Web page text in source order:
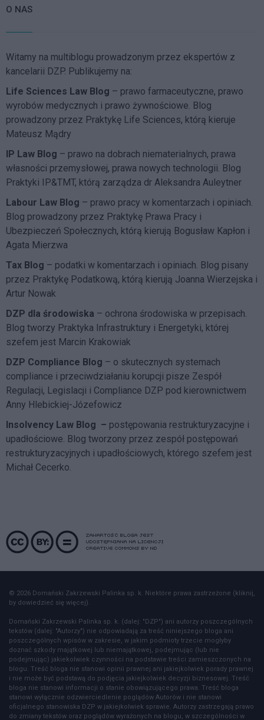
O NAS
Witamy na multiblogu prowadzonym przez ekspertów z
kancelarii DZP. Publikujemy na:
Life Sciences Law Blog – prawo farmaceutyczne, prawo
wyrobów medycznych i prawo żywnościowe. Blog
prowadzony przez Praktykę Life Sciences, którą kieruje
Mateusz Mądry
IP Law Blog – prawo na dobrach niematerialnych, prawa
własności przemysłowej, prawa nowych technologii. Blog
Praktyki IP&TMT, którą zarządza dr Aleksandra Auleytner
Labour Law Blog – prawo pracy w komentarzach i opiniach.
Blog prowadzony przez Praktykę Prawa Pracy i
Ubezpieczeń Społecznych, którą kierują Bogusław Kapłon i
Agata Mierzwa
Tax Blog – podatki w komentarzach i opiniach. Blog pisany
przez Praktykę Podatkową, którą kierują Joanna Wierzejska i
Artur Nowak
DZP dla środowiska – ochrona środowiska w przepisach.
Blog tworzy Praktyka Infrastruktury i Energetyki, której
szefem jest Marcin Krakowiak
DZP Compliance Blog – o skutecznych systemach
compliance i przeciwdziałaniu korupcji pisze Zespół
Regulacji, Legislacji i Compliance DZP pod kierownictwem
Anny Hlebickiej-Józefowicz
Insolvency Law Blog – postępowania restrukturyzacyjne i
upadłościowe. Blog tworzony przez zespół postępowań
restrukturyzacyjnych i upadłościowych, którego szefem jest
Michał Cecerko.
© 2026 Domański Zakrzewski Palinka sp. k. Niektóre prawa zastrzeżone (kliknij,
by dowiedzieć się więcej).
Domański Zakrzewski Palinka sp. k. (dalej: "DZP") ani autorzy poszczególnych
tekstów (dalej: "Autorzy") nie odpowiadają za treść niniejszego bloga ani
poszczególnych wpisów w zakresie, w jakim podmioty trzecie mogłyby
doznać szkody majątkowej lub niemajątkowej, podejmując (lub nie
podejmując) jakiekolwiek czynności na podstawie treści zamieszczonych na
blogu. Treść bloga nie stanowi opinii prawnej ani jakiejkolwiek porady prawnej
i nie może być podstawą do podjęcia jakiejkolwiek decyzji biznesowej. Treść
bloga nie stanowi informacji o stanie obowiązującego prawa. Treść bloga
stanowi wyłącznie odzwierciedlenie poglądów Autorów i nie stanowi
oficjalnego stanowiska DZP w jakiejkolwiek sprawie. Autorzy zastrzegają prawo
do zmiany tekstów oraz poglądów wyrażonych na blogu, w szczególności w